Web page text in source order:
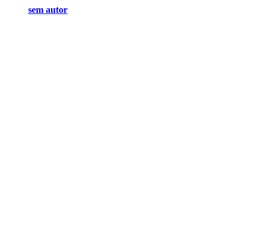
sem autor